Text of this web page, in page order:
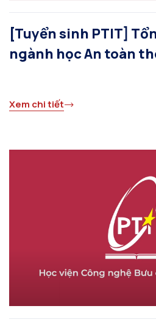
[Tuyển sinh PTIT]
ngành học An toàn
Xem chi tiết